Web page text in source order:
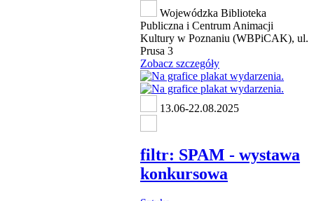
Wojewódzka Biblioteka
Publiczna i Centrum Animacji
Kultury w Poznaniu (WBPiCAK), ul.
Prusa 3
Zobacz szczegóły
13.06-22.08.2025
filtr: SPAM - wystawa
konkursowa